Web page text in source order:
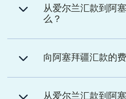
从爱尔兰汇款到阿
么？
向阿塞拜疆汇款的
从爱尔兰汇款到阿